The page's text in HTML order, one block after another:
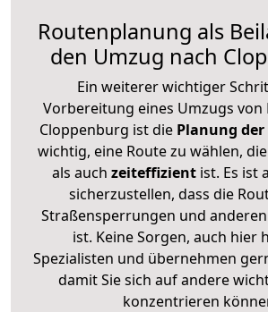
Routenplanung als
den Umzug nach
Ein weiterer wichtiger
Vorbereitung eines Umzugs von
Cloppenburg ist diePlanung der
wichtig, eine Route zu wählen,
als auch zeiteffizientist. Es ist
sicherzustellen, dass die
Straßensperrungen und
ist. Keine Sorgen, auch hier
Spezialisten und übernehmen
damit Sie sich auf andere
konzentrieren